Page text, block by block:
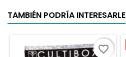
TAMBIÉN PODRÍA INTERESARLE
favorite_border